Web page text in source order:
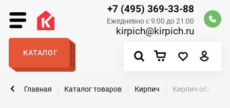
+7 (495) 369-33-88
Ежедневно с 9:00 до 21:00
kirpich@kirpich.ru
КАТАЛОГ
Главная Каталог товаров Кирпич Кирпич